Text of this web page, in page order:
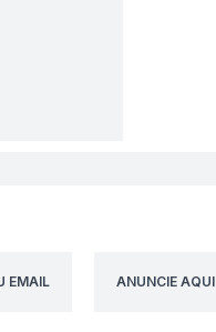
EMAIL ANUNCIE AQUI